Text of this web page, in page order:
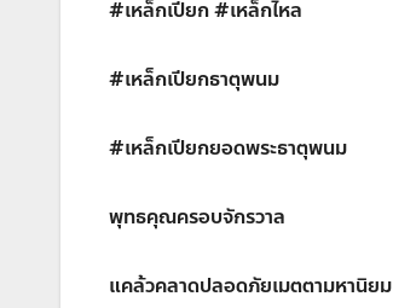
#เหล็กเปียก #เหล็กไหล
#เหล็กเปียกธาตุพนม
#เหล็กเปียกยอดพระธาตุพนม
พุทธคุณครอบจักรวาล
แคล้วคลาดปลอดภัยเมตตามหานิยม